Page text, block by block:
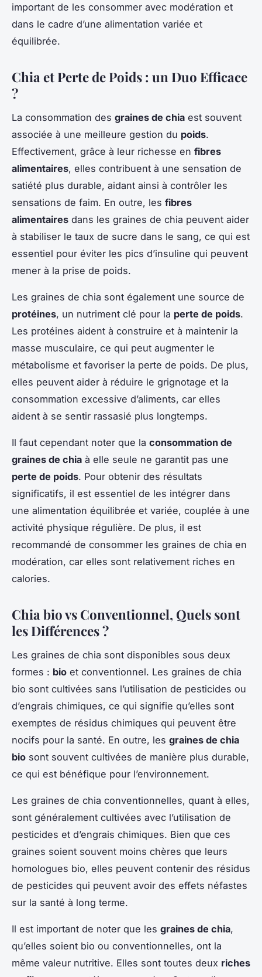
important de les consommer avec modération et
dans le cadre d’une alimentation variée et
équilibrée.
Chia et Perte de Poids : un Duo Efficace
?
La consommation des graines de chia est souvent
associée à une meilleure gestion du poids.
Effectivement, grâce à leur richesse en fibres
alimentaires, elles contribuent à une sensation de
satiété plus durable, aidant ainsi à contrôler les
sensations de faim. En outre, les fibres
alimentaires dans les graines de chia peuvent aider
à stabiliser le taux de sucre dans le sang, ce qui est
essentiel pour éviter les pics d’insuline qui peuvent
mener à la prise de poids.
Les graines de chia sont également une source de
protéines, un nutriment clé pour la perte de poids.
Les protéines aident à construire et à maintenir la
masse musculaire, ce qui peut augmenter le
métabolisme et favoriser la perte de poids. De plus,
elles peuvent aider à réduire le grignotage et la
consommation excessive d’aliments, car elles
aident à se sentir rassasié plus longtemps.
Il faut cependant noter que la consommation de
graines de chia à elle seule ne garantit pas une
perte de poids. Pour obtenir des résultats
significatifs, il est essentiel de les intégrer dans
une alimentation équilibrée et variée, couplée à une
activité physique régulière. De plus, il est
recommandé de consommer les graines de chia en
modération, car elles sont relativement riches en
calories.
Chia bio vs Conventionnel, Quels sont
les Différences ?
Les graines de chia sont disponibles sous deux
formes : bio et conventionnel. Les graines de chia
bio sont cultivées sans l’utilisation de pesticides ou
d’engrais chimiques, ce qui signifie qu’elles sont
exemptes de résidus chimiques qui peuvent être
nocifs pour la santé. En outre, les graines de chia
bio sont souvent cultivées de manière plus durable,
ce qui est bénéfique pour l’environnement.
Les graines de chia conventionnelles, quant à elles,
sont généralement cultivées avec l’utilisation de
pesticides et d’engrais chimiques. Bien que ces
graines soient souvent moins chères que leurs
homologues bio, elles peuvent contenir des résidus
de pesticides qui peuvent avoir des effets néfastes
sur la santé à long terme.
Il est important de noter que les graines de chia,
qu’elles soient bio ou conventionnelles, ont la
même valeur nutritive. Elles sont toutes deux riches